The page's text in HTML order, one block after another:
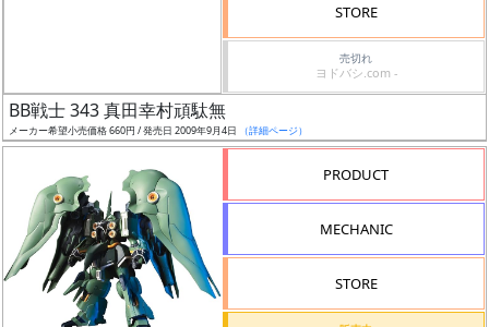
抽
選
中
復
活
STORE
売切れ
ヨドバシ.com -
BB戦士 343 真田幸村頑駄無
メーカー希望小売価格 660円 / 発売日 2009年9月4日 （詳細ページ）
PRODUCT
MECHANIC
STORE